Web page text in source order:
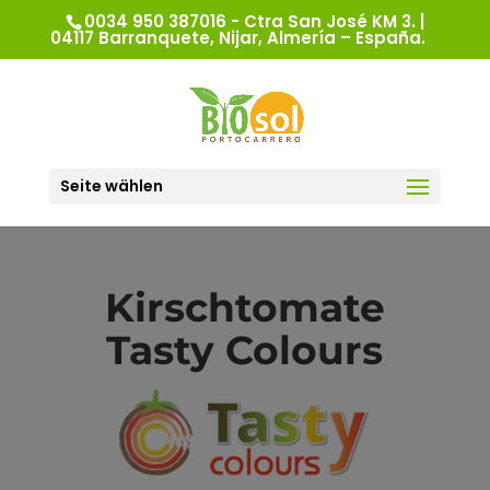
0034 950 387016 - Ctra San José KM 3. |
04117 Barranquete, Nijar, Almería – España.
Seite wählen
Kirschtomate
Tasty Colours